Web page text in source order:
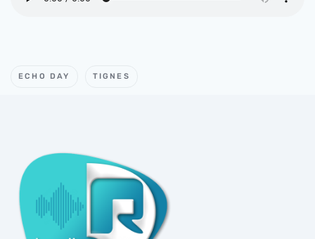
ECHO DAY TIGNES